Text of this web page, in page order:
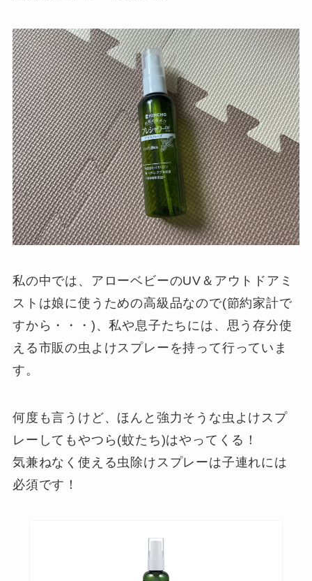
私の中では、アローベビーのUV＆アウトドアミ
ストは娘に使うための高級品なので(節約家計で
すから・・・)、私や息子たちには、思う存分使
える市販の虫よけスプレーを持って行っていま
す。
何度も言うけど、ほんと強力そうな虫よけスプ
レーしてもやつら(蚊たち)はやってくる！
気兼ねなく使える虫除けスプレーは子連れには
必須です！